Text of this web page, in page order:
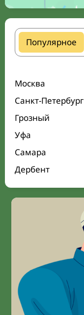
Популярное
Москва
Санкт-Петербург
Грозный
Уфа
Самара
Дербент